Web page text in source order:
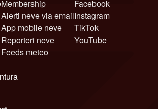
Membership
Alerti neve via email
App mobile neve
Reporteri neve
Feeds meteo
Facebook
Instagram
TikTok
YouTube